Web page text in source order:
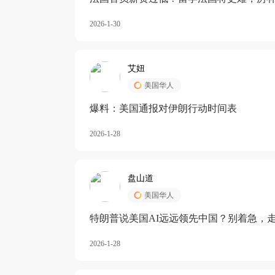
2026-1-30
艾妞
美国华人
爆料：美国通报对伊朗行动时间表
2026-1-28
盘山道
美国华人
特朗普说美国AI远远领先中国？别着急，
2026-1-28